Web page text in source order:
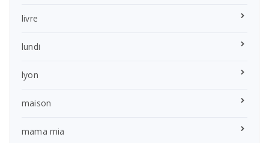
livre
lundi
lyon
maison
mama mia